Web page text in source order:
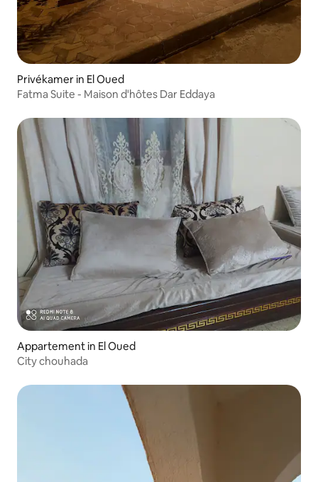
Privékamer in El Oued
Fatma Suite - Maison d'hôtes Dar Eddaya
Appartement in El Oued
City chouhada